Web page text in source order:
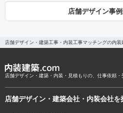
店舗デザイン事
店舗デザイン・建築工事・内装工事マッチングの内装
店舗デザイン・建築・内装・見積もりの、仕事依頼・
店舗デザイン・建築会社・内装会社を